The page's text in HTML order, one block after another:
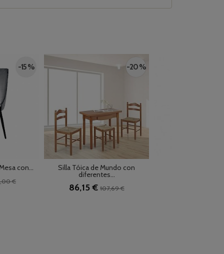
-15 %
con...
€
-20 %
Silla Tóica de Mundo con
diferentes...
86,15 € 107,69 €